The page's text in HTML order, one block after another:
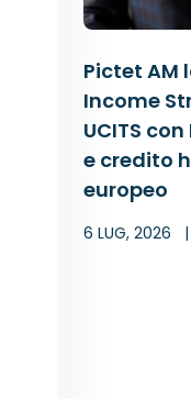
Pictet AM
Income
UCITS
e credito
europeo
6 LUG, 2026 |